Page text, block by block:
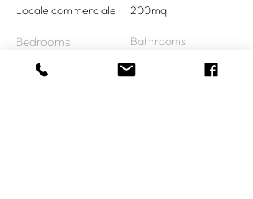
Locale commerciale
Bedrooms
200mq
Bathrooms